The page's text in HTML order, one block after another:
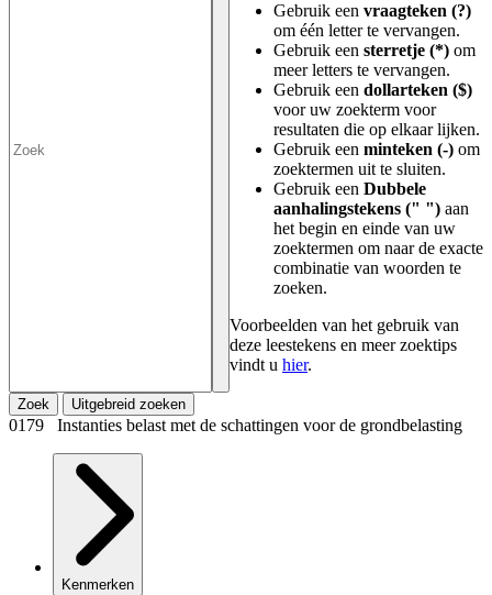
Gebruik een vraagteken (?)
om één letter te vervangen.
Gebruik een sterretje (*) om
meer letters te vervangen.
Gebruik een dollarteken ($)
voor uw zoekterm voor
resultaten die op elkaar lijken.
Gebruik een minteken (-) om
zoektermen uit te sluiten.
Gebruik een Dubbele
aanhalingstekens (" ") aan
het begin en einde van uw
zoektermen om naar de exacte
combinatie van woorden te
zoeken.
Voorbeelden van het gebruik van
deze leestekens en meer zoektips
vindt u hier.
Zoek Uitgebreid zoeken
0179 Instanties belast met de schattingen voor de grondbelasting
Kenmerken